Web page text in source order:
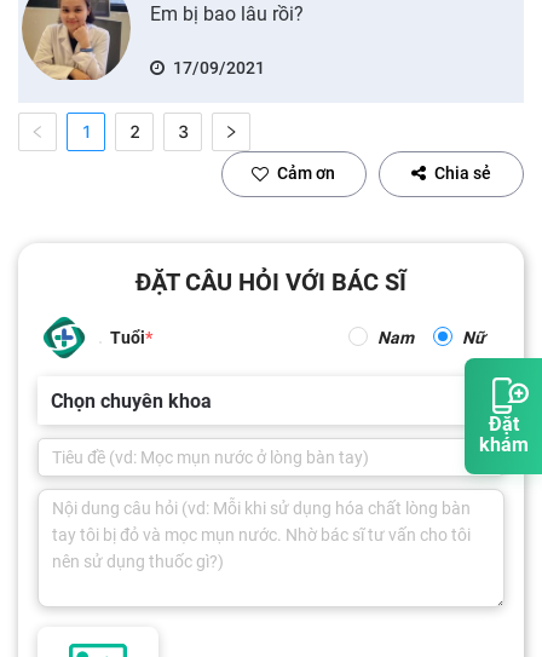
Đặt
khám
Em bị bao lâu rồi?
17/09/2021
1 2 3
Cảm ơn Chia sẻ
ĐẶT CÂU HỎI VỚI BÁC SĨ
Tuổi Nam Nữ
Chọn chuyên khoa